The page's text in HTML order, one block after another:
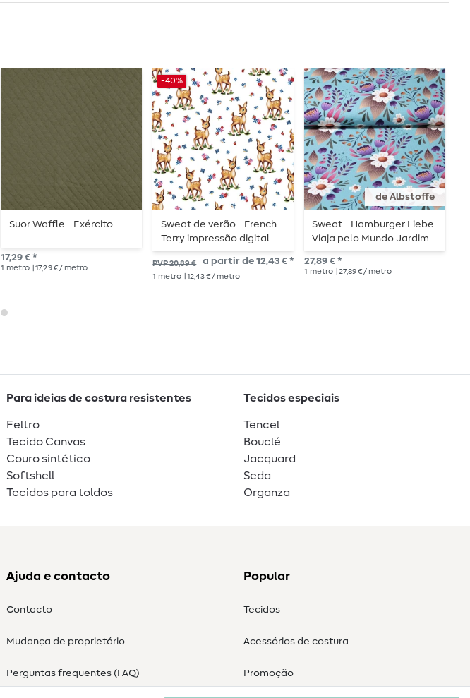
Suor Waffle - Exército
17,29 € *
1 metro | 17,29 € / metro
-40%
Sweat de verão - French
Terry impressão digital
Cervo branco estrutura
em laços
PVP 20,89 € a partir de 12,43 € *
1 metro | 12,43 € / metro
de Albstoffe
Sweat - Hamburger Liebe
Viaja pelo Mundo Jardim
Secreto Turquesa
27,89 € *
1 metro | 27,89 € / metro
Para ideias de costura resistentes
Feltro
Tecido Canvas
Couro sintético
Softshell
Tecidos para toldos
Tecidos especiais
Tencel
Bouclé
Jacquard
Seda
Organza
Ajuda e contacto
Contacto
Mudança de proprietário
Perguntas frequentes (FAQ)
Popular
Tecidos
Acessórios de costura
Promoção